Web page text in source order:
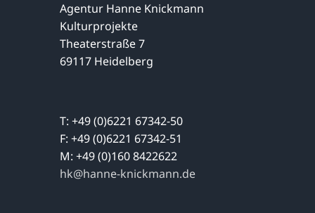
Agentur Hanne Knickmann
Kulturprojekte
Theaterstraße 7
69117 Heidelberg
T: +49 (0)6221 67342-50
F: +49 (0)6221 67342-51
M: +49 (0)160 8422622
hk@hanne-knickmann.de